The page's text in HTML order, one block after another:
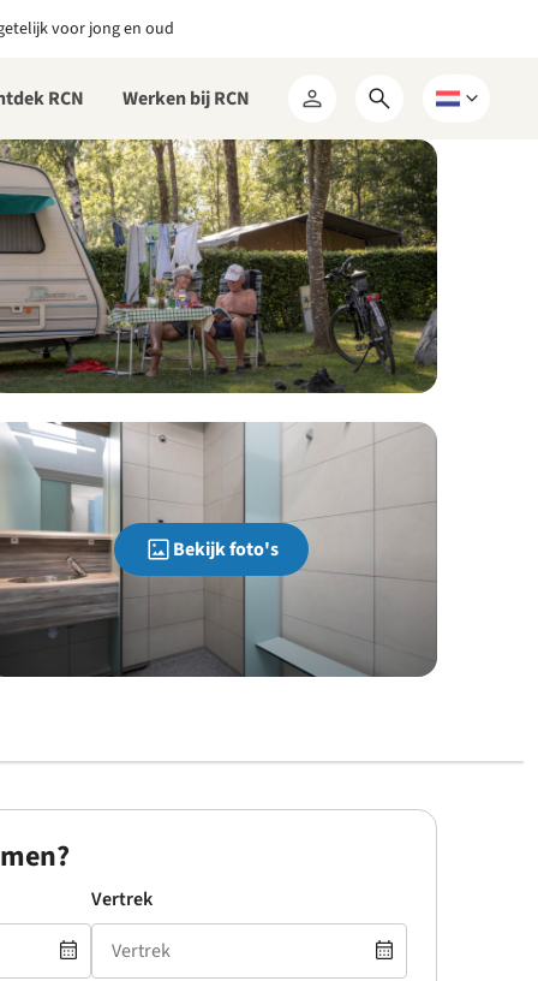
voor jong en oud
RCN Werken bij RCN
Mijn
RCN
Open
zoekformulier
Kies
taal
Bekijk foto's
Vertrek